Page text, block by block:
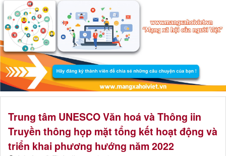
Trung tâm UNESCO Văn hoá và Thông iin
Truyền thông họp mặt tổng kết hoạt động và
triển khai phương hướng năm 2022